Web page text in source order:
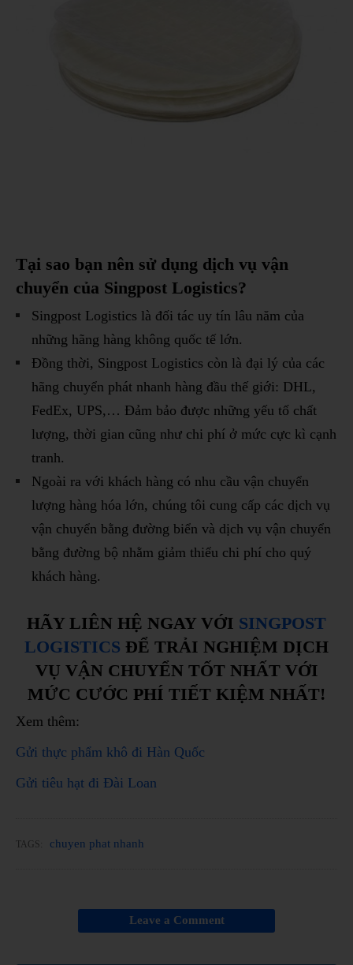
Tại sao bạn nên sử dụng dịch vụ vận
chuyển của Singpost Logistics?
Singpost Logistics là đối tác uy tín lâu năm của
những hãng hàng không quốc tế lớn.
Đồng thời, Singpost Logistics còn là đại lý của các
hãng chuyển phát nhanh hàng đầu thế giới: DHL,
FedEx, UPS,… Đảm bảo được những yếu tố chất
lượng, thời gian cũng như chi phí ở mức cực kì cạnh
tranh.
Ngoài ra với khách hàng có nhu cầu vận chuyển
lượng hàng hóa lớn, chúng tôi cung cấp các dịch vụ
vận chuyển bằng đường biển và dịch vụ vận chuyển
bằng đường bộ nhằm giảm thiểu chi phí cho quý
khách hàng.
HÃY LIÊN HỆ NGAY VỚI SINGPOST
LOGISTICS ĐỂ TRẢI NGHIỆM DỊCH
VỤ VẬN CHUYỂN TỐT NHẤT VỚI
MỨC CƯỚC PHÍ TIẾT KIỆM NHẤT!
Xem thêm:
Gửi thực phẩm khô đi Hàn Quốc
Gửi tiêu hạt đi Đài Loan
TAGS: chuyen phat nhanh
Leave a Comment